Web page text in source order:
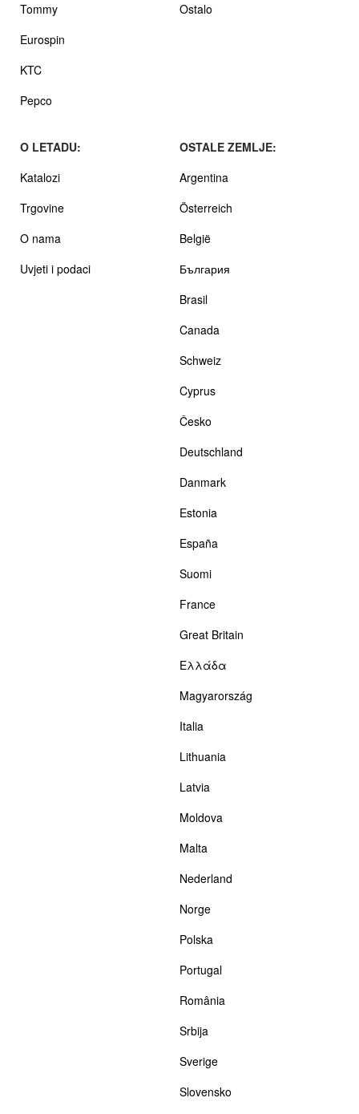
Tommy
Eurospin
KTC
Pepco
Ostalo
O LETADU:
Katalozi
Trgovine
O nama
Uvjeti i podaci
OSTALE ZEMLJE:
Argentina
Österreich
België
България
Brasil
Canada
Schweiz
Cyprus
Česko
Deutschland
Danmark
Estonia
España
Suomi
France
Great Britain
Ελλάδα
Magyarország
Italia
Lithuania
Latvia
Moldova
Malta
Nederland
Norge
Polska
Portugal
România
Srbija
Sverige
Slovensko